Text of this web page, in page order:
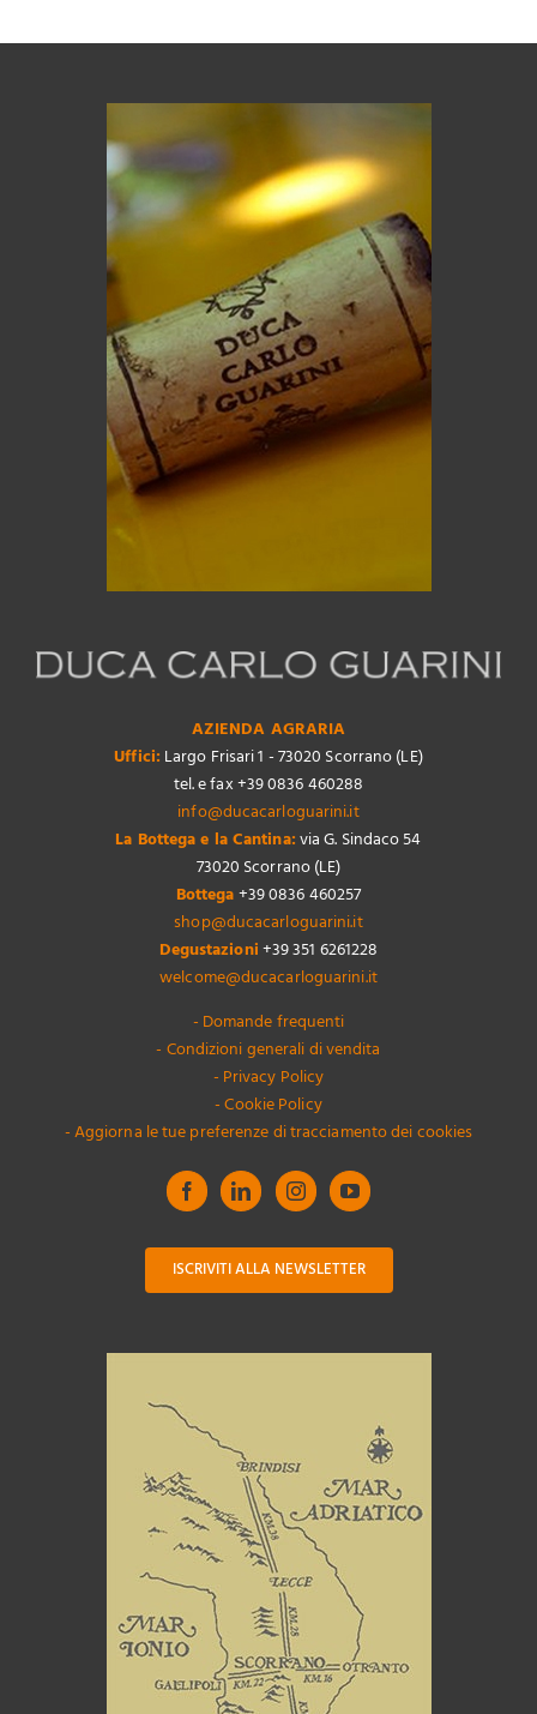
AZIENDA AGRARIA
Uffici: Largo Frisari 1 - 73020 Scorrano (LE)
tel. e fax +39 0836 460288
info@ducacarloguarini.it
La Bottega e la Cantina:via G. Sindaco 54
73020 Scorrano (LE)
Bottega+39 0836 460257
shop@ducacarloguarini.it
Degustazioni+39 351 6261228
welcome@ducacarloguarini.it
- Domande frequenti
- Condizioni generali di vendita
- Privacy Policy
- Cookie Policy
- Aggiorna le tue preferenze di tracciamento dei cookies
ISCRIVITI ALLA NEWSLETTER